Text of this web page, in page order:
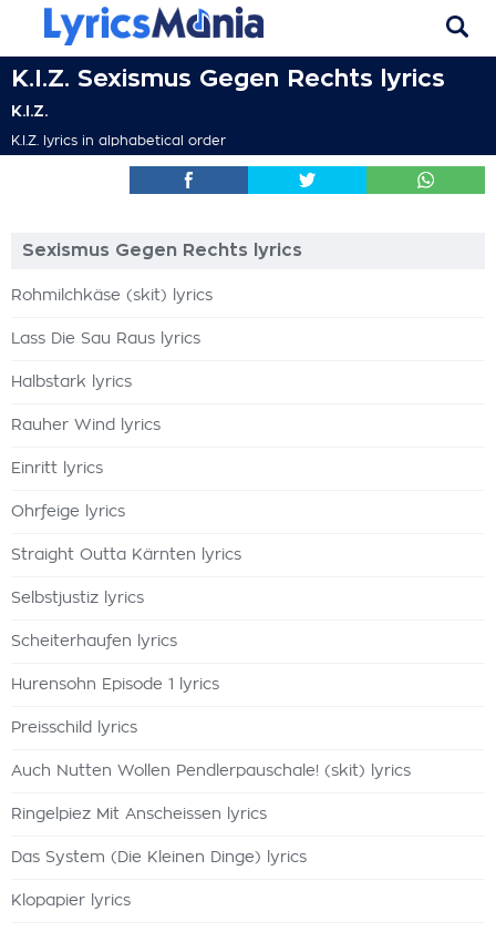
K.I.Z. Sexismus Gegen Rechts lyrics
K.I.Z.
K.I.Z. lyrics in alphabetical order
Sexismus Gegen Rechts lyrics
Rohmilchkäse (skit) lyrics
Lass Die Sau Raus lyrics
Halbstark lyrics
Rauher Wind lyrics
Einritt lyrics
Ohrfeige lyrics
Straight Outta Kärnten lyrics
Selbstjustiz lyrics
Scheiterhaufen lyrics
Hurensohn Episode 1 lyrics
Preisschild lyrics
Auch Nutten Wollen Pendlerpauschale! (skit) lyrics
Ringelpiez Mit Anscheissen lyrics
Das System (Die Kleinen Dinge) lyrics
Klopapier lyrics